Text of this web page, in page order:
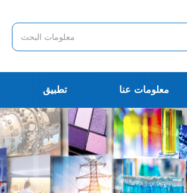
تطبيق معلومات عنا